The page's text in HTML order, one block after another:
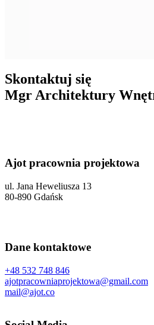
Skontaktuj się
Mgr Architektury
Ajot pracownia projektowa
ul. Jana Heweliusza 13
80-890 Gdańsk
Dane kontaktowe
+48 532 748 846
ajotpracowniaprojektowa@gmail.com
mail@ajot.co